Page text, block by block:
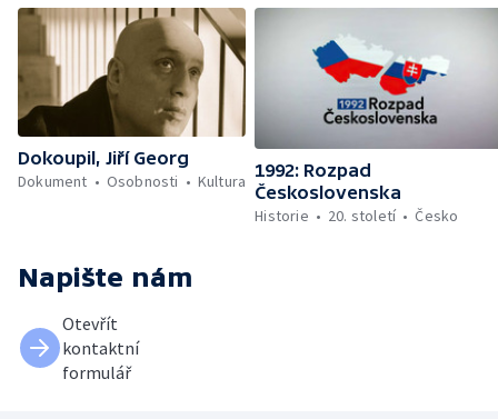
Dokoupil, Jiří Georg
Dokument
Osobnosti Kultura
1992: Rozpad
Československa
Historie
20. století Česko
Napište nám
Otevřít
kontaktní
formulář